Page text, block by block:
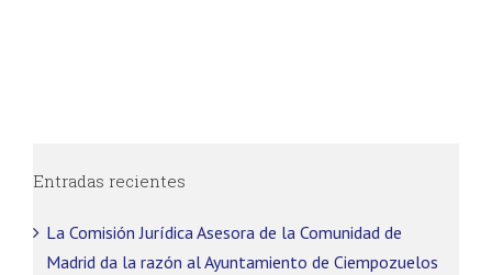
Entradas recientes
La Comisión Jurídica Asesora de la Comunidad de
Madrid da la razón al Ayuntamiento de Ciempozuelos